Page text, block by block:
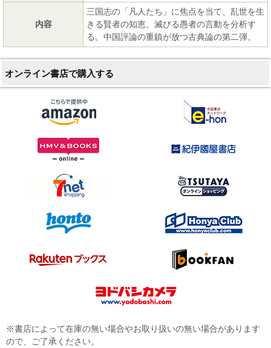
内容
三国志の「凡人たち」に焦点を当て、乱世を生
きる賢者の知恵、滅びる愚者の言動を分析す
る。中国評論の重鎮が放つ古典論の第二弾。
オンライン書店で購入する
※書店によって在庫の無い場合やお取り扱いの無い場合があります
ので、ご了承ください。